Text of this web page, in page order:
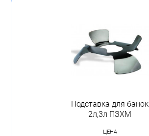
Подставка для банок
2л,3л ПЗХМ
ЦЕНА